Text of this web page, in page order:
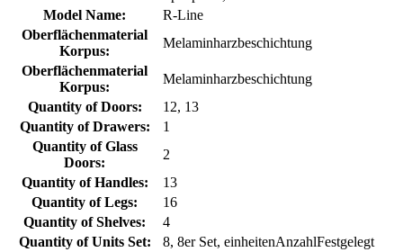
Model Name:
R-Line
Oberflächenmaterial
Korpus:
Melaminharzbeschichtung
Oberflächenmaterial
Korpus:
Melaminharzbeschichtung
Quantity of Doors:
12, 13
Quantity of Drawers:
1
Quantity of Glass
Doors:
2
Quantity of Handles:
13
Quantity of Legs:
16
Quantity of Shelves:
4
Quantity of Units Set:
8, 8er Set, einheitenAnzahlFestgelegt